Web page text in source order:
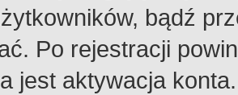
bądź
Po rejestracji
jest aktywacja